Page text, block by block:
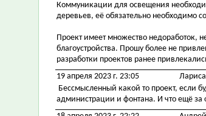
Коммуникации для освещения
деревьев, её обязательно необходимо
Проект имеет множество недоработок,
благоустройства. Прошу более не
разработки проектов ранее
19 апреля 2023 г. 23:05
Лариса
Бессмысленный какой то проект, если
администрации и фонтана. И что ещё за